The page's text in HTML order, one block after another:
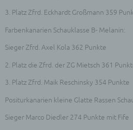
3. Platz Zfrd. Eckhardt Großmann 359
Farbenkanarien Schauklasse B- Melanin:
Sieger Zfrd. Axel Kola 362 Punkte
2. Platz die Zfrd. der ZG Mietsch 361
3. Platz Zfrd. Maik Reschinsky 354 Punkte
Positurkanarien kleine Glatte Rassen
Sieger Marco Diedler 274 Punkte mit Fife